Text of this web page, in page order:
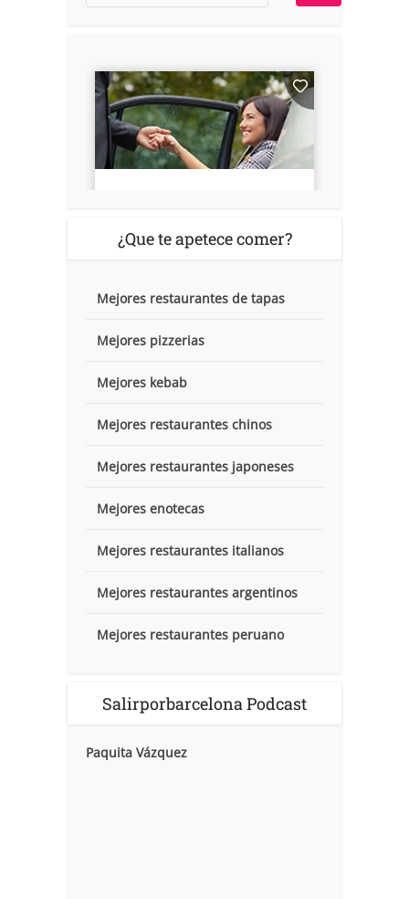
¿Que te apetece comer?
Mejores restaurantes de tapas
Mejores pizzerias
Mejores kebab
Mejores restaurantes chinos
Mejores restaurantes japoneses
Mejores enotecas
Mejores restaurantes italianos
Mejores restaurantes argentinos
Mejores restaurantes peruano
Salirporbarcelona Podcast
Paquita Vázquez